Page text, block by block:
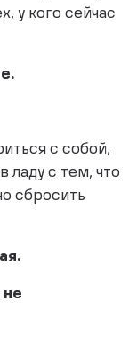
у кого сейчас
с собой,
ладу с тем, что
сбросить
не